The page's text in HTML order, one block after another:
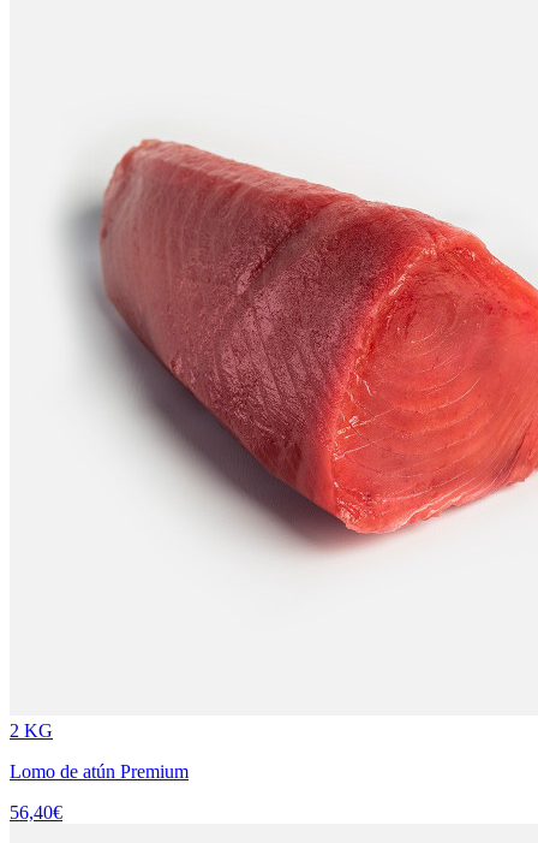
2 KG
Lomo de atún Premium
56,40€